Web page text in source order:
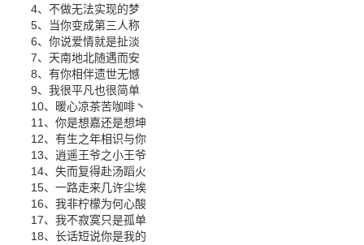
4、不做无法实现的梦
5、当你变成第三人称
6、你说爱情就是扯淡
7、天南地北随遇而安
8、有你相伴遗世无憾
9、我很平凡也很简单
10、暖心凉茶苦咖啡丶
11、你是想嘉还是想坤
12、有生之年相识与你
13、逍遥王爷之小王爷
14、失而复得赴汤蹈火
15、一路走来几许尘埃
16、我非柠檬为何心酸
17、我不寂寞只是孤单
18、长话短说你是我的